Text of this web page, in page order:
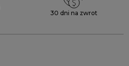
30 dni na zwrot